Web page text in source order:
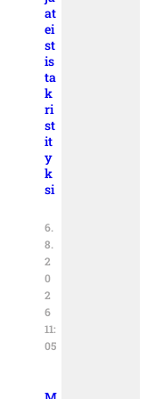
at
ei
st
is
ta
k
ri
st
it
y
k
si
6.
8.
2
0
2
6
11:
05